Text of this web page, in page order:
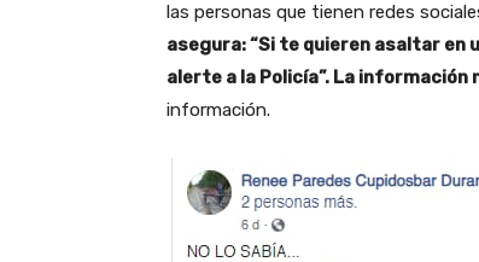
las personas que tienen redes
asegura: “Si te quieren asaltar en
alerte a la Policía”. La información
información.